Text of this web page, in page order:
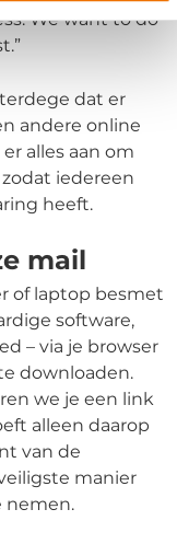
We want to do
dat er
andere online
alles aan om
iedereen
heeft.
mail
of laptop besmet
software,
– via je browser
downloaden.
we je een link
alleen daarop
van de
manier
nemen.